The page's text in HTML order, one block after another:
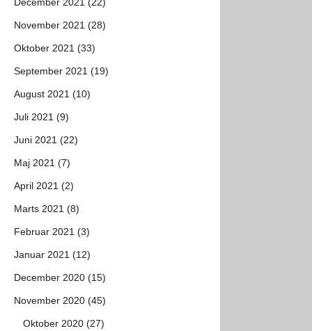
November 2021 (28)
Oktober 2021 (33)
September 2021 (19)
August 2021 (10)
Juli 2021 (9)
Juni 2021 (22)
Maj 2021 (7)
April 2021 (2)
Marts 2021 (8)
Februar 2021 (3)
Januar 2021 (12)
December 2020 (15)
November 2020 (45)
Oktober 2020 (27)